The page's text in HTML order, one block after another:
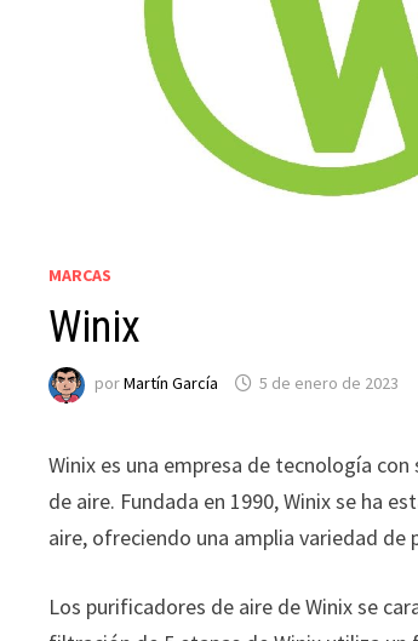
MARCAS
Winix
porMartín García 5 de enero de 2023
Winix es una empresa de tecnología
de aire. Fundada en 1990, Winix se ha
aire, ofreciendo una amplia variedad
Los purificadores de aire de Winix se